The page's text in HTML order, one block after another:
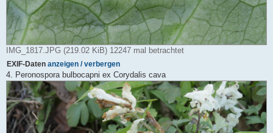
IMG_1817.JPG (219.02 KiB) 12247 mal betrachtet
EXIF-Daten anzeigen / verbergen
4. Peronospora bulbocapni ex Corydalis cava